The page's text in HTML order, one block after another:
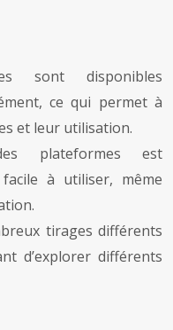
sont disponibles
ce qui permet à
et leur utilisation.
plateformes est
à utiliser, même
tirages différents
d’explorer différents